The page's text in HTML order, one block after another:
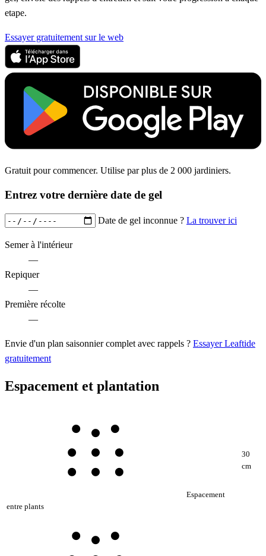
etape.
Essayer gratuitement sur le web
Gratuit pour commencer. Utilise par plus de 2 000 jardiniers.
Entrez votre dernière date de gel
Date de gel inconnue ? La trouver ici
Semer à l'intérieur
—
Repiquer
—
Première récolte
—
Envie d'un plan saisonnier complet avec rappels ? Essayer Leaftide
gratuitement
Espacement et plantation
Espacement
entre plants
30
cm